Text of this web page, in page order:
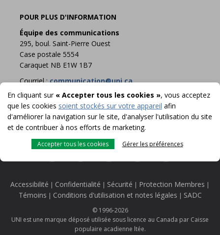
En cliquant sur « Accepter tous les cookies », vous acceptez
que les cookies soient stockés sur votre appareil afin
d'améliorer la navigation sur le site, d'analyser l'utilisation du site
et de contribuer à nos efforts de marketing.
Accepter tous les cookies Gérer les préférences
POUR PLUS D'INFORMATION
Équipe des communications
295, boul. Saint-Pierre Ouest
Case postale 5554
Caraquet NB E1W 1B7
Courriel :communication@uni.ca
Accessibilité Confidentialité Sécurité Protection Membres
Témoins Conditions d'utilisation et notes légales SADC
© 1996-2026
UNI est une marque déposé utilisée sous licence au Canada par Caisse
populaire acadienne ltée.